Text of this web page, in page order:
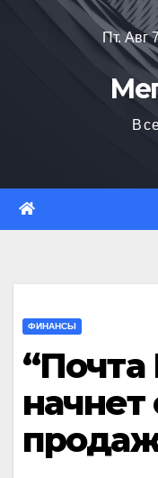
Пт. Авг
ФИНАНСЫ
“Почта
начнет